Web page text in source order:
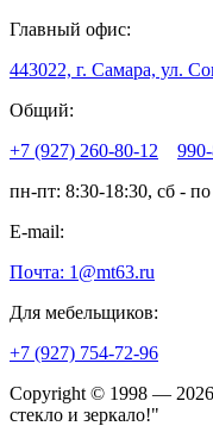
Главный офис:
443022, г. Самара, ул.
Общий:
+7 (927) 260-80-12
пн-пт: 8:30-18:30, сб -
E-mail:
Почта: 1@mt63.ru
Для мебельщиков:
+7 (927) 754-72-96
Copyright © 1998 —
стекло и зеркало!"